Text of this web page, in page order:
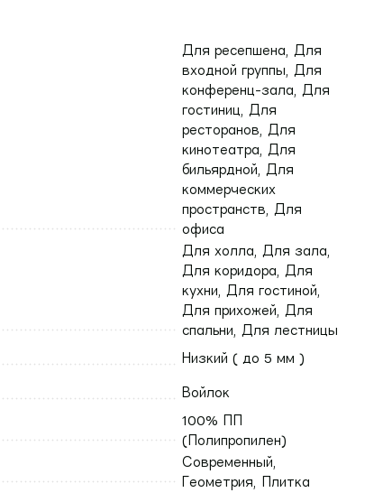
Для ресепшена, Для
входной группы, Для
конференц-зала, Для
гостиниц, Для
ресторанов, Для
кинотеатра, Для
бильярдной, Для
коммерческих
пространств, Для
офиса
Для холла, Для зала,
Для коридора, Для
кухни, Для гостиной,
Для прихожей, Для
спальни, Для лестницы
Низкий ( до 5 мм )
Войлок
100% ПП
(Полипропилен)
Современный,
Геометрия, Плитка